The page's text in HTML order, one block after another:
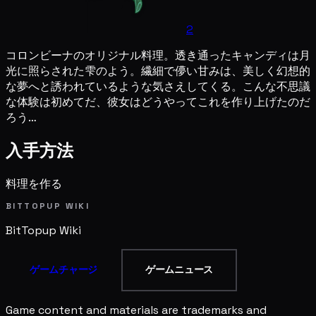
2
コロンビーナのオリジナル料理。透き通ったキャンディは月
光に照らされた雫のよう。繊細で儚い甘みは、美しく幻想的
な夢へと誘われているような気さえしてくる。こんな不思議
な体験は初めてだ、彼女はどうやってこれを作り上げたのだ
ろう…
入手方法
料理を作る
BITTOPUP WIKI
BitTopup Wiki
ゲームチャージ ゲームニュース
Game content and materials are trademarks and